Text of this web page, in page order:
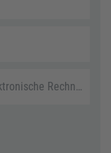
zentrale E-Mail-Adresse für all Ihre elektronische Rechnungen